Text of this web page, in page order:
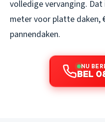
volledige vervanging.
meter voor platte daken,
pannendaken.
NU
BEL